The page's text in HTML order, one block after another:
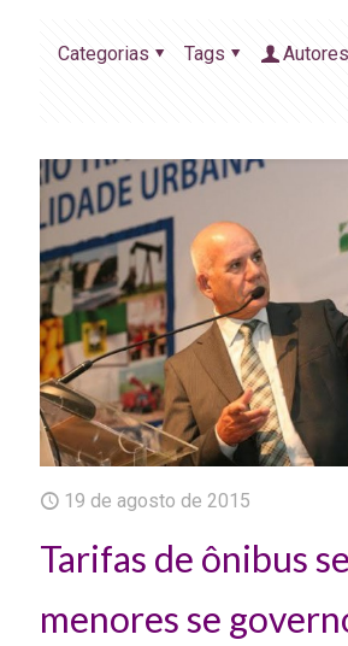
Categorias Tags
Autores
19 de agosto de 2015
Tarifas de ônibus
menores se